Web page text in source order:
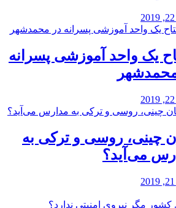
یک واحد آموزشی پسرانه
چینی، روسی و ترکی به
می‌آید؟